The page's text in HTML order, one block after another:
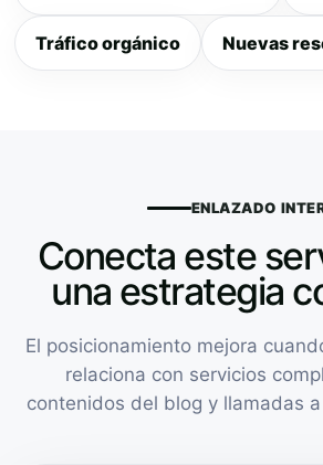
Tráfico orgánico Nuevas
ENLAZADO
Conecta este
una estrategia
El posicionamiento mejora
relaciona con servicios
contenidos del blog y llamadas